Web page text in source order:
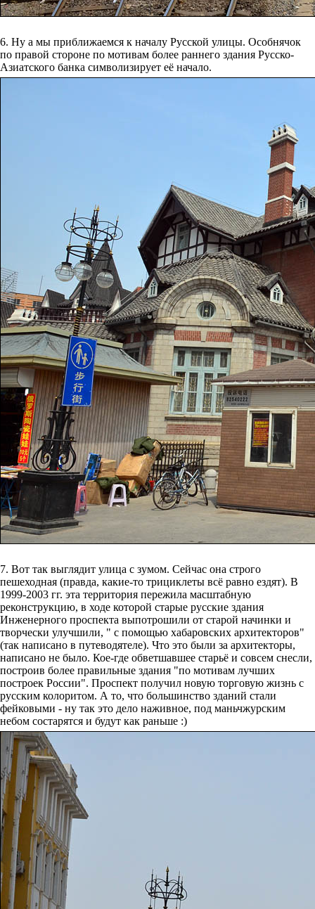
6. Ну а мы приближаемся к началу Русской улицы. Особнячок
по правой стороне по мотивам более раннего здания Русско-
Азиатского банка символизирует её начало.
7. Вот так выглядит улица с зумом. Сейчас она строго
пешеходная (правда, какие-то трициклеты всё равно ездят). В
1999-2003 гг. эта территория пережила масштабную
реконструкцию, в ходе которой старые русские здания
Инженерного проспекта выпотрошили от старой начинки и
творчески улучшили, " с помощью хабаровских архитекторов"
(так написано в путеводятеле). Что это были за архитекторы,
написано не было. Кое-где обветшавшее старьё и совсем снесли,
построив более правильные здания "по мотивам лучших
построек России". Проспект получил новую торговую жизнь с
русским колоритом. А то, что большинство зданий стали
фейковыми - ну так это дело наживное, под маньчжурским
небом состарятся и будут как раньше :)